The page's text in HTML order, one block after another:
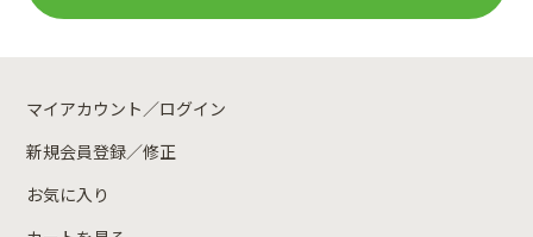
マイアカウント／ログイン
新規会員登録／修正
お気に入り